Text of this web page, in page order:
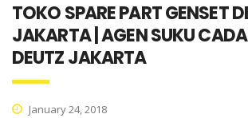
TOKO SPARE PART GENSET
JAKARTA | AGEN SUKU
DEUTZ JAKARTA
January 24, 2018